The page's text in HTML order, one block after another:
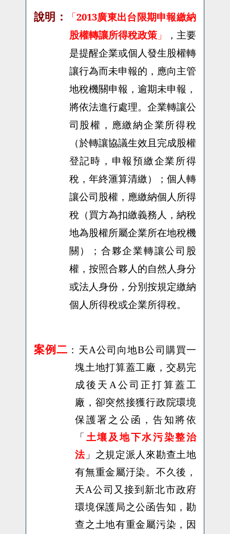
說明： 「2013廣東出台限期申報繳納
股權轉讓所得稅政策」
，主要
是提醒企業或個人發生股權轉
讓行為而未申報的，應向主管
地稅機關申報，逾期未申報，
將依法進行處理。企業轉讓公
司股權，應繳納企業所得稅
（於轉讓協議生效且完成股權
登記時，申報預繳企業所得
稅，年終滙算清繳）；個人轉
讓公司股權，應繳納個人所得
稅（買方為扣繳義務人，納稅
地為股權所屬企業所在地稅機
關）；合夥企業轉讓公司股
權，按照合夥人的自然人身分
或法人身份，分別按規定繳納
個人所得稅或企業所得稅。
案例二 ：天A公司向地B公司購買一
塊土地打算蓋工廠，交易完
成後天 A 公司正打算蓋工
廠，卻突然接獲行政院環境
保護署之公函，告知將依
「 土壤及地下水污染整治
法」之規定派人來勘查土地
有無重金屬汙染。不久後，
天A公司又接到新北市政府
環境保護局之公函告知，勘
查之土地有重金屬污染，因